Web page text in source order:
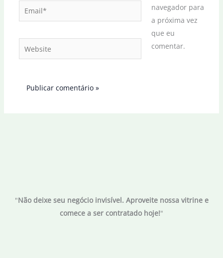
Email*
Website
navegador para
a próxima vez
que eu
comentar.
"Não deixe seu negócio invisível. Aproveite nossa vitrine e
comece a ser contratado hoje!"